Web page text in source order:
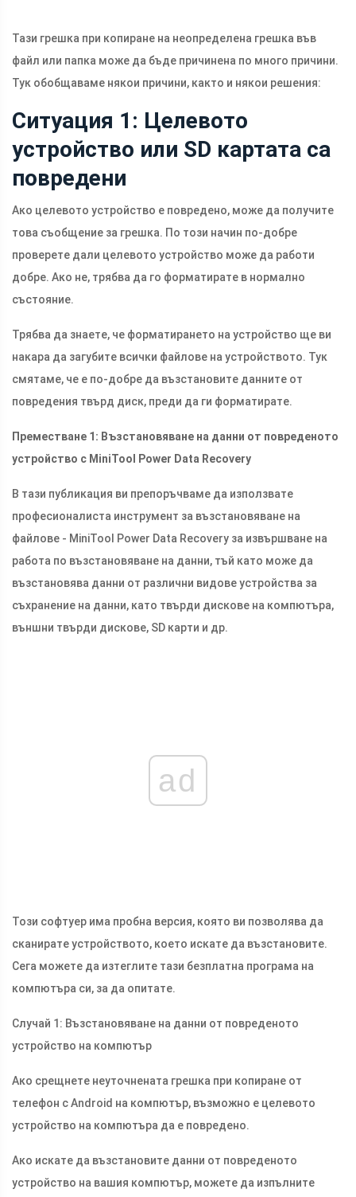
Тази грешка при копиране на неопределена грешка във
файл или папка може да бъде причинена по много причини.
Тук обобщаваме някои причини, както и някои решения:
Ситуация 1: Целевото
устройство или SD картата са
повредени
Ако целевото устройство е повредено, може да получите
това съобщение за грешка. По този начин по-добре
проверете дали целевото устройство може да работи
добре. Ако не, трябва да го форматирате в нормално
състояние.
Трябва да знаете, че форматирането на устройство ще ви
накара да загубите всички файлове на устройството. Тук
смятаме, че е по-добре да възстановите данните от
повредения твърд диск, преди да ги форматирате.
Преместване 1: Възстановяване на данни от повреденото
устройство с MiniTool Power Data Recovery
В тази публикация ви препоръчваме да използвате
професионалиста инструмент за възстановяване на
файлове - MiniTool Power Data Recovery за извършване на
работа по възстановяване на данни, тъй като може да
възстановява данни от различни видове устройства за
съхранение на данни, като твърди дискове на компютъра,
външни твърди дискове, SD карти и др.
ad
Този софтуер има пробна версия, която ви позволява да
сканирате устройството, което искате да възстановите.
Сега можете да изтеглите тази безплатна програма на
компютъра си, за да опитате.
Случай 1: Възстановяване на данни от повреденото
устройство на компютър
Ако срещнете неуточнената грешка при копиране от
телефон с Android на компютър, възможно е целевото
устройство на компютъра да е повредено.
Ако искате да възстановите данни от повреденото
устройство на вашия компютър, можете да изпълните